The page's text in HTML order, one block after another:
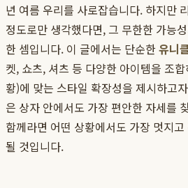
년 여름 우리를 사로잡습니다. 하지만
정도로만 생각했다면, 그 무한한 가능
한 셈입니다. 이 글에서는 단순한유니
켓, 쇼츠, 셔츠 등 다양한 아이템을 조
황)에 맞는 스타일 확장성을 제시하고
은 상자 안에서도 가장 편안한 자세를
함께라면 어떤 상황에서도 가장 멋지
될 것입니다.